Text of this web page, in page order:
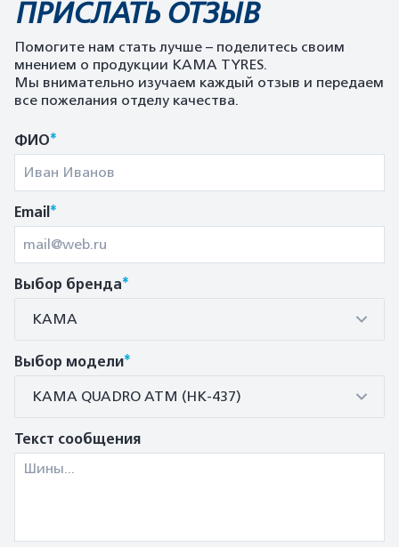
ПРИСЛАТЬ ОТЗЫВ
Помогите нам стать лучше – поделитесь своим
мнением о продукции KAMA TYRES.
Мы внимательно изучаем каждый отзыв и передаем
все пожелания отделу качества.
ФИО*
Email*
Выбор бренда*
КАМА
Выбор модели*
КАМА QUADRO ATM (HK-437)
Текст сообщения